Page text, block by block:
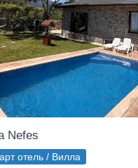
Nefes
отель / Вилла